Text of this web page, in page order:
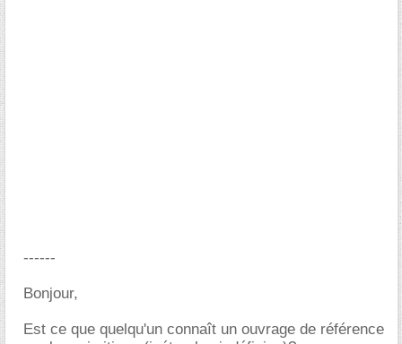
------
Bonjour,
Est ce que quelqu'un connaît un ouvrage de référence